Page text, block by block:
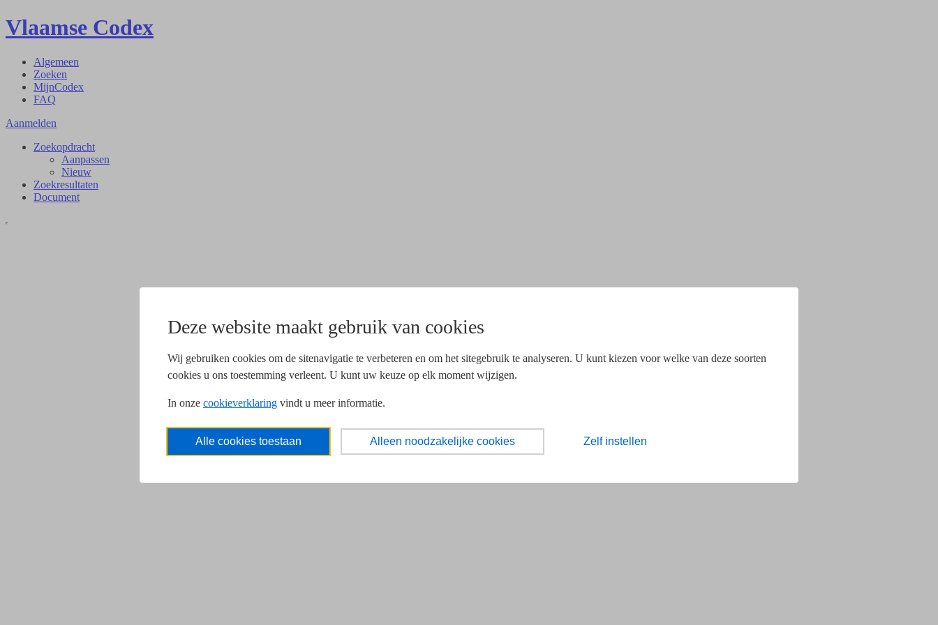
Deze website maakt gebruik van cookies
Wij gebruiken cookies om de sitenavigatie te verbeteren en om het sitegebruik te analyseren. U kunt kiezen voor welke van deze soorten
cookies u ons toestemming verleent. U kunt uw keuze op elk moment wijzigen.
In onze cookieverklaring vindt u meer informatie.
Alle cookies toestaan Alleen noodzakelijke cookies Zelf instellen
Vlaamse Codex
Algemeen
Zoeken
MijnCodex
FAQ
Aanmelden
Zoekopdracht
Aanpassen
Nieuw
Zoekresultaten
Document